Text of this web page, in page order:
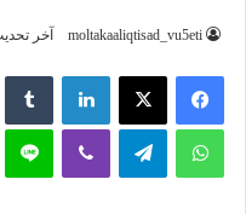
moltakaaliqtisad_vu5eti آخر تحديث:
فيسبوك ‫X لينكدإن
واتساب تيلقرام